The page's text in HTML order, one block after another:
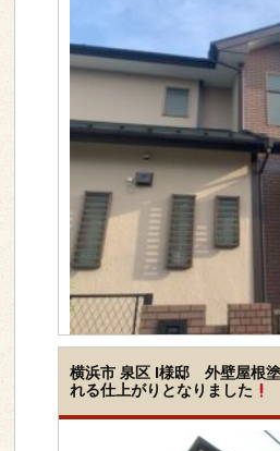
工事内容
下地素材
塗装種類
横浜市 泉区 I様邸 外壁屋根
れる仕上がりとなりました